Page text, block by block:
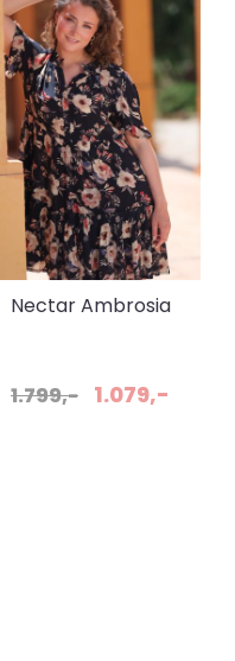
Nectar Ambrosia
1.799,- 1.079,-